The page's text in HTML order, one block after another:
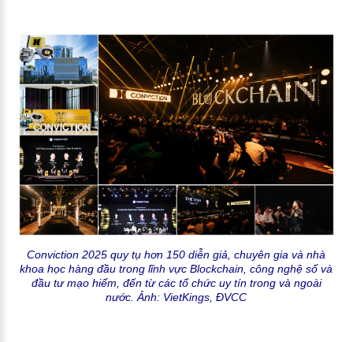
Conviction 2025 quy tụ hơn 150 diễn giả, chuyên gia và nhà
khoa học hàng đầu trong lĩnh vực Blockchain, công nghệ số và
đầu tư mạo hiểm, đến từ các tổ chức uy tín trong và ngoài
nước. Ảnh: VietKings, ĐVCC